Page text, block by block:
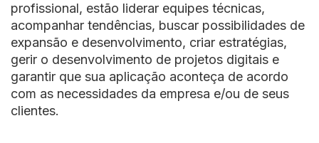
profissional, estão liderar equipes técnicas,
acompanhar tendências, buscar possibilidades de
expansão e desenvolvimento, criar estratégias,
gerir o desenvolvimento de projetos digitais e
garantir que sua aplicação aconteça de acordo
com as necessidades da empresa e/ou de seus
clientes.